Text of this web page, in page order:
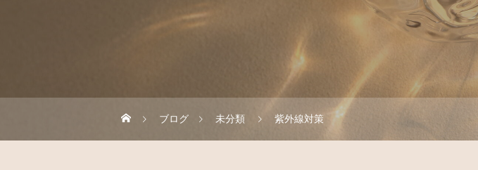
ブログ 未分類 紫外線対策